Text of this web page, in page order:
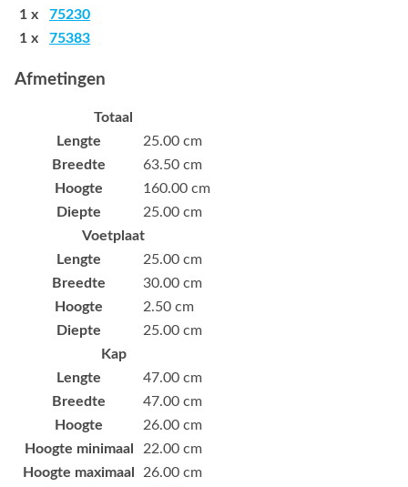
1 x 75230
1 x 75383
Afmetingen
Totaal
Lengte
25.00 cm
Breedte
63.50 cm
Hoogte
160.00 cm
Diepte
25.00 cm
Voetplaat
Lengte
25.00 cm
Breedte
30.00 cm
Hoogte
2.50 cm
Diepte
25.00 cm
Kap
Lengte
47.00 cm
Breedte
47.00 cm
Hoogte
26.00 cm
Hoogte minimaal
22.00 cm
Hoogte maximaal
26.00 cm